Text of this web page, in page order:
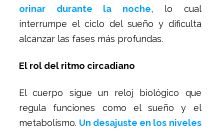
orinar durante la noche, lo cual
interrumpe el ciclo del sueño y dificulta
alcanzar las fases más profundas.
El rol del ritmo circadiano
El cuerpo sigue un reloj biológico que
regula funciones como el sueño y el
metabolismo. Un desajuste en los niveles